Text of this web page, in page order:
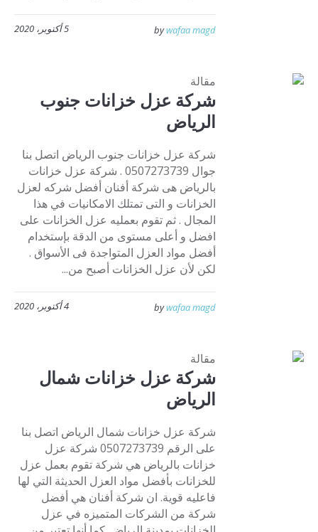
5 أكتوبر، 2020 bywafaa magd
مقالة
شركة عزل خزانات جنوب
الرياض
شركة عزل خزانات جنوب الرياض اتصل بنا
جوال 0507273739 . شركة عزل خزانات
بالرياض هى شركة أفنان أفضل شركه لعزل
الخزانات و التى تمتلك الامكانيات في هذا
المجال . ثم تقوم بعمليه عزل الخزانات على
افضل و أعلى مستوى من الدقة بإستخدام
أفضل مواد العزل المتواجدة فى الأسواق .
لكن لأن عزل الخزانات أصبح من...
4 أكتوبر، 2020 bywafaa magd
مقالة
شركة عزل خزانات شمال
الرياض
شركة عزل خزانات شمال الرياض اتصل بنا
على الرقم 0507273739 شركة عزل
خزانات بالرياض هي شركة تقوم بعمل عزل
للخزانات بأفضل مواد العزل الحديثة التي لها
فاعليه قوية. ان شركة أفنان هي أفضل
شركة من الشركات المتميزه في عزل